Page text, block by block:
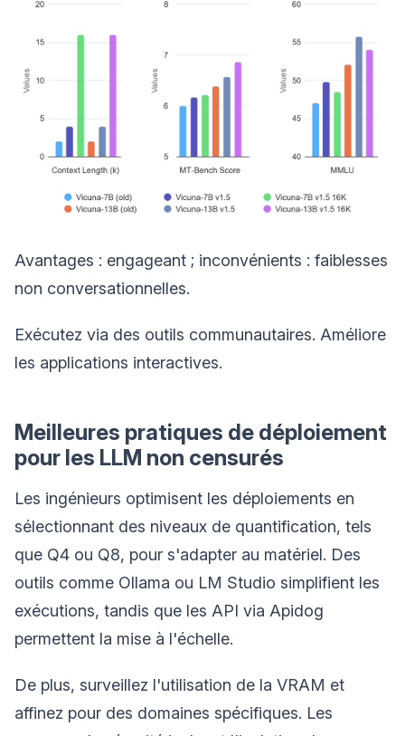
Avantages : engageant ; inconvénients : faiblesses
non conversationnelles.
Exécutez via des outils communautaires. Améliore
les applications interactives.
Meilleures pratiques de déploiement
pour les LLM non censurés
Les ingénieurs optimisent les déploiements en
sélectionnant des niveaux de quantification, tels
que Q4 ou Q8, pour s'adapter au matériel. Des
outils comme Ollama ou LM Studio simplifient les
exécutions, tandis que les API via Apidog
permettent la mise à l'échelle.
De plus, surveillez l'utilisation de la VRAM et
affinez pour des domaines spécifiques. Les